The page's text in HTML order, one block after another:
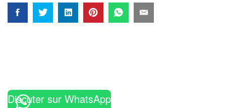
Discuter sur WhatsApp